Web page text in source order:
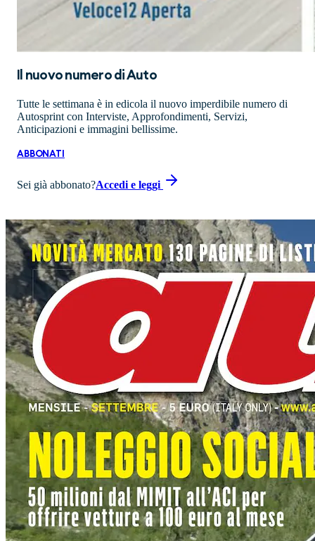
Il nuovo numero diAuto
Tutte le settimana è in edicola il nuovo imperdibile numero di
Autosprint con Interviste, Approfondimenti, Servizi,
Anticipazioni e immagini bellissime.
ABBONATI
Sei già abbonato?Accedi e leggi